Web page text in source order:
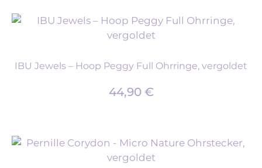
IBU Jewels – Hoop Peggy Full Ohrringe, vergoldet
44,90 €